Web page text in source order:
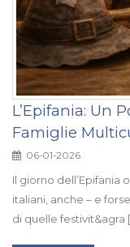
L’Epifania: Un
Famiglie
06-01-2026
Il giorno
italiani, anche – e
di quelle festivit&agra